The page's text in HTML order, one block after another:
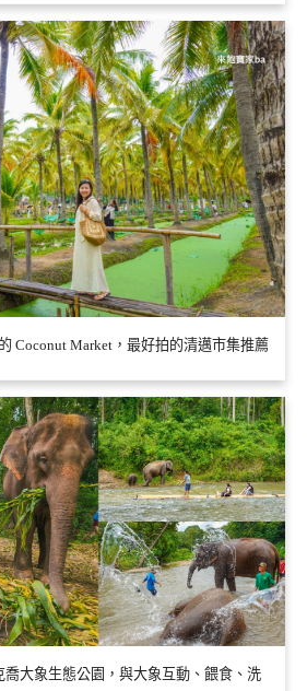
Coconut Market，最好拍的清邁市集推薦
喬大象生態公園，與大象互動、餵食、洗